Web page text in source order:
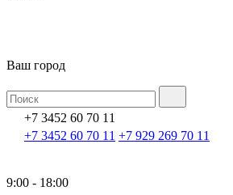
Ваш город
+7 3452 60 70 11
+7 3452 60 70 11 +7 929 269 70 11
9:00 - 18:00